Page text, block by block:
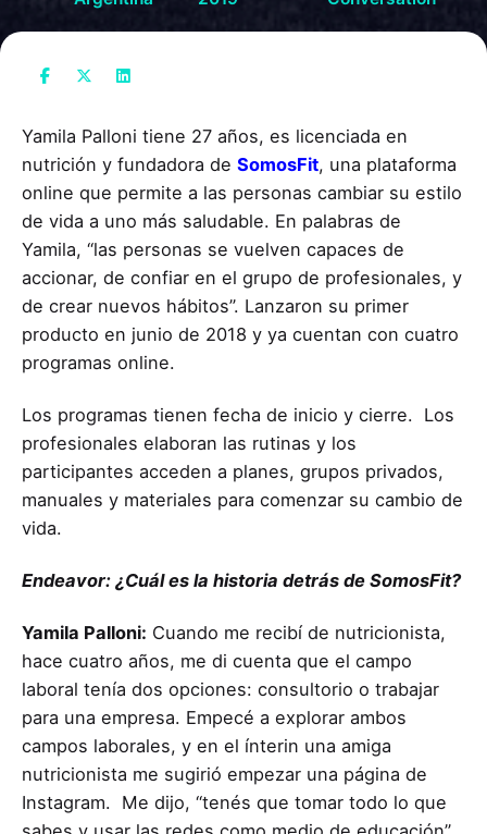
Yamila Palloni tiene 27 años, es licenciada en
nutrición y fundadora de SomosFit, una plataforma
online que permite a las personas cambiar su estilo
de vida a uno más saludable. En palabras de
Yamila, “las personas se vuelven capaces de
accionar, de confiar en el grupo de profesionales, y
de crear nuevos hábitos”. Lanzaron su primer
producto en junio de 2018 y ya cuentan con cuatro
programas online.
Los programas tienen fecha de inicio y cierre. Los
profesionales elaboran las rutinas y los
participantes acceden a planes, grupos privados,
manuales y materiales para comenzar su cambio de
vida.
Endeavor: ¿Cuál es la historia detrás de SomosFit?
Yamila Palloni: Cuando me recibí de nutricionista,
hace cuatro años, me di cuenta que el campo
laboral tenía dos opciones: consultorio o trabajar
para una empresa. Empecé a explorar ambos
campos laborales, y en el ínterin una amiga
nutricionista me sugirió empezar una página de
Instagram. Me dijo, “tenés que tomar todo lo que